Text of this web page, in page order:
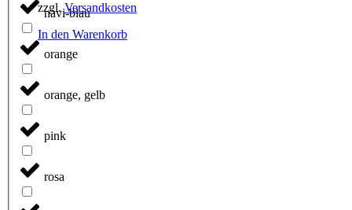
navi-blau
orange
orange, gelb
pink
rosa
zzgl.Versandkosten
In den Warenkorb